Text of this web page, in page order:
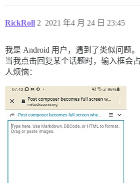
RickRoll 2021 年4 月 24 日 23:45
2
我是 Android 用户，遇到了类似问题。
当我点击回复某个话题时，输入框会
人烦恼：